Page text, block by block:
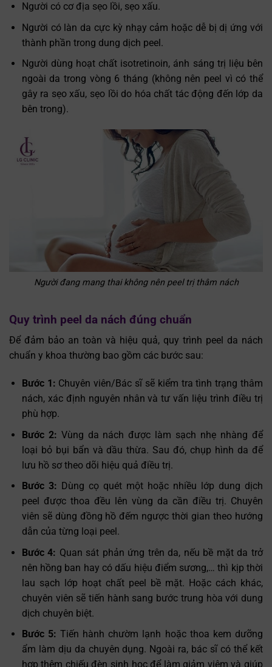
Người có cơ địa sẹo lồi, sẹo xấu.
Người có làn da cực kỳ nhạy cảm hoặc dễ bị dị ứng với
thành phần trong dung dịch peel.
Người dùng hoạt chất isotretinoin, ánh sáng trị liệu bên
ngoài da trong vòng 6 tháng (không nên peel vì có thể
gây ra sẹo xấu, sẹo lồi do hóa chất tác động đến lớp da
bên trong).
Người đang mang thai không nên peel trị thâm nách
Quy trình peel da nách đúng chuẩn
Để đảm bảo an toàn và hiệu quả, quy trình peel da nách
chuẩn y khoa thường bao gồm các bước sau:
Bước 1: Chuyên viên/Bác sĩ sẽ kiểm tra tình trạng thâm
nách, xác định nguyên nhân và tư vấn liệu trình điều trị
phù hợp.
Bước 2: Vùng da nách được làm sạch nhẹ nhàng để
loại bỏ bụi bẩn và dầu thừa. Sau đó, chụp hình da để
lưu hồ sơ theo dõi hiệu quả điều trị.
Bước 3: Dùng cọ quét một hoặc nhiều lớp dung dịch
peel được thoa đều lên vùng da cần điều trị. Chuyên
viên sẽ dùng đồng hồ đếm ngược thời gian theo hướng
dẫn của từng loại peel.
Bước 4: Quan sát phản ứng trên da, nếu bề mặt da trở
nên hồng ban hay có dấu hiệu điểm sương,… thì kịp thời
lau sạch lớp hoạt chất peel bề mặt. Hoặc cách khác,
chuyên viên sẽ tiến hành sang bước trung hòa với dung
dịch chuyên biệt.
Bước 5:Tiến hành chườm lạnh hoặc thoa kem dưỡng
ẩm làm dịu da chuyên dụng. Ngoài ra, bác sĩ có thể kết
hợp thêm chiếu đèn sinh học để làm giảm viêm và giúp